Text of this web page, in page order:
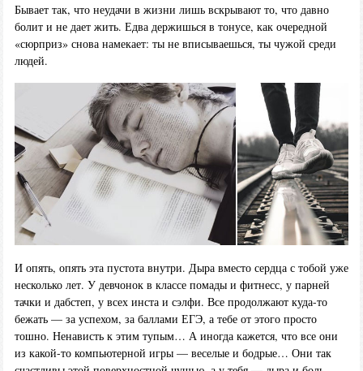
Бывает так, что неудачи в жизни лишь вскрывают то, что давно
болит и не дает жить. Едва держишься в тонусе, как очередной
«сюрприз» снова намекает: ты не вписываешься, ты чужой среди
людей.
И опять, опять эта пустота внутри. Дыра вместо сердца с тобой уже
несколько лет. У девчонок в классе помады и фитнесс, у парней
тачки и дабстеп, у всех инста и сэлфи. Все продолжают куда-то
бежать — за успехом, за баллами ЕГЭ, а тебе от этого просто
тошно. Ненависть к этим тупым… А иногда кажется, что все они
из какой-то компьютерной игры — веселые и бодрые… Они так